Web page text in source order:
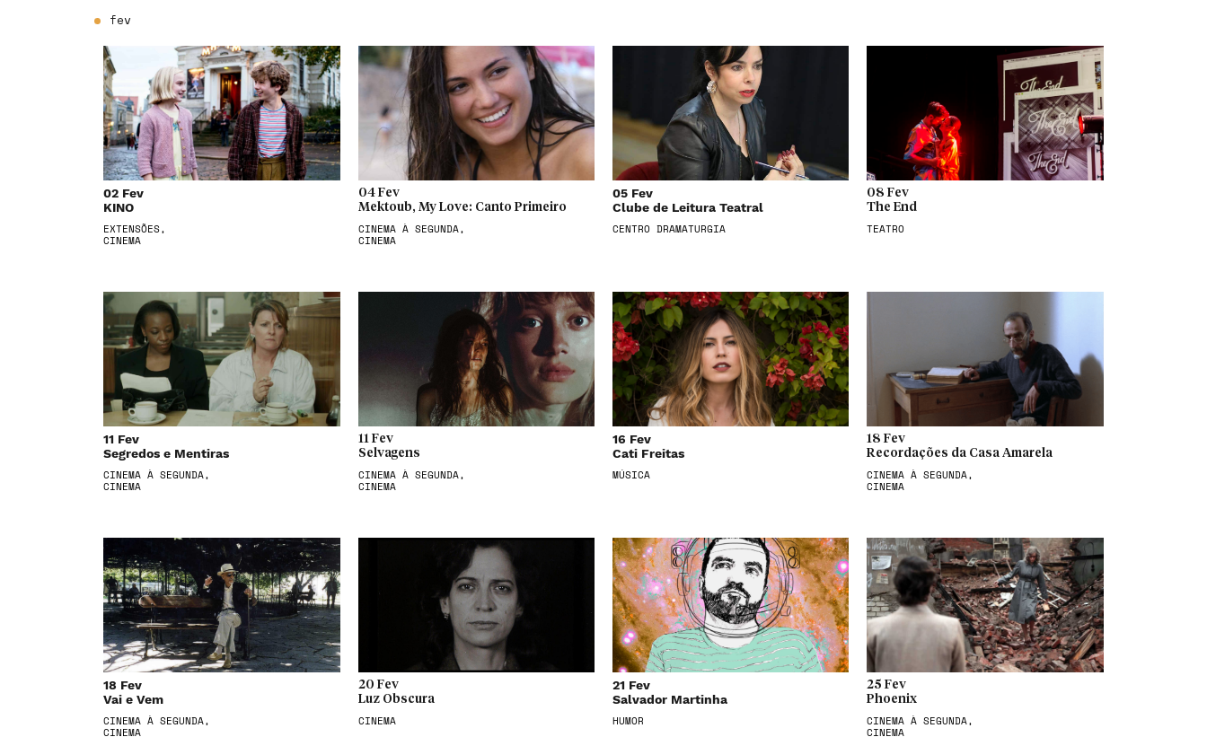
fev
02 Fev
KINO
EXTENSÕES,
CINEMA
04 Fev
Mektoub, My Love: Canto Primeiro
CINEMA À SEGUNDA,
CINEMA
05 Fev
Clube de Leitura Teatral
CENTRO DRAMATURGIA
08 Fev
The End
TEATRO
11 Fev
Segredos e Mentiras
CINEMA À SEGUNDA,
CINEMA
11 Fev
Selvagens
CINEMA À SEGUNDA,
CINEMA
16 Fev
Cati Freitas
MÚSICA
18 Fev
Recordações da Casa Amarela
CINEMA À SEGUNDA,
CINEMA
18 Fev
Vai e Vem
CINEMA À SEGUNDA,
CINEMA
20 Fev
Luz Obscura
CINEMA
21 Fev
Salvador Martinha
HUMOR
25 Fev
Phoenix
CINEMA À SEGUNDA,
CINEMA